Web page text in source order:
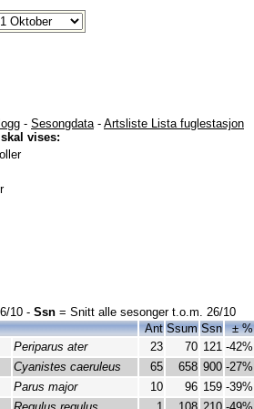
- Sesongdata- Artsliste Lista fuglestasjon
vises:
10 - Ssn = Snitt alle sesonger t.o.m. 26/10
Ant Ssum Ssn ± %
Periparus ater 23 70 121 -42%
Cyanistes caeruleus 65 658 900 -27%
Parus major 10 96 159 -39%